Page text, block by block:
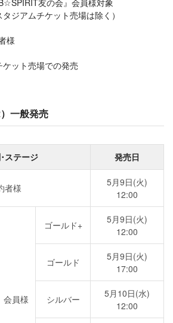
友の会』会員様対象
ジアムチケット売場は除く）
様
ケット売場での発売
一般発売
ステージ 発売日
者様
5月9日(火)
12:00
会員様
ゴールド+
5月9日(火)
12:00
ゴールド
5月9日(火)
17:00
シルバー
5月10日(水)
12:00